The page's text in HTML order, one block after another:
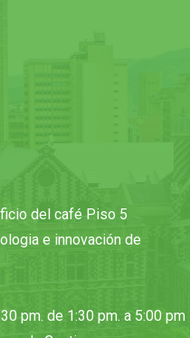
del café Piso 5
e innovación de
pm. de 1:30 pm. a 5:00 pm